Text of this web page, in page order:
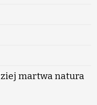
martwa natura